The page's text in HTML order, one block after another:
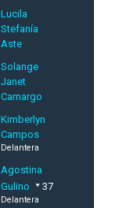
Lucila
Stefanía
Aste
Solange
Janet
Camargo
Kimberlyn
Campos
Delantera
Agostina
Gulino
37
Delantera